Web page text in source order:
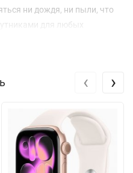
ни дождя, ни пыли, что
для любых
комфорт и надежную
дизайн добавит
легко адаптируются к любым
вечерняя прогулка.
включённым дисплеем
‹ ›